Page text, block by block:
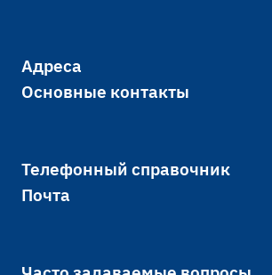
Адреса
Основные контакты
Телефонный справочник
Почта